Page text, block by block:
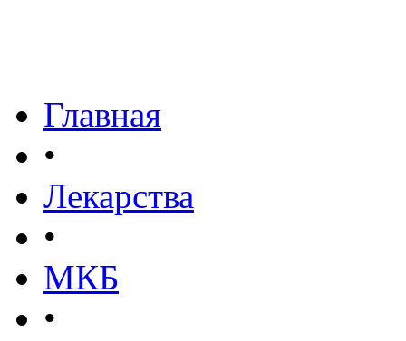
Главная
•
Лекарства
•
МКБ
•